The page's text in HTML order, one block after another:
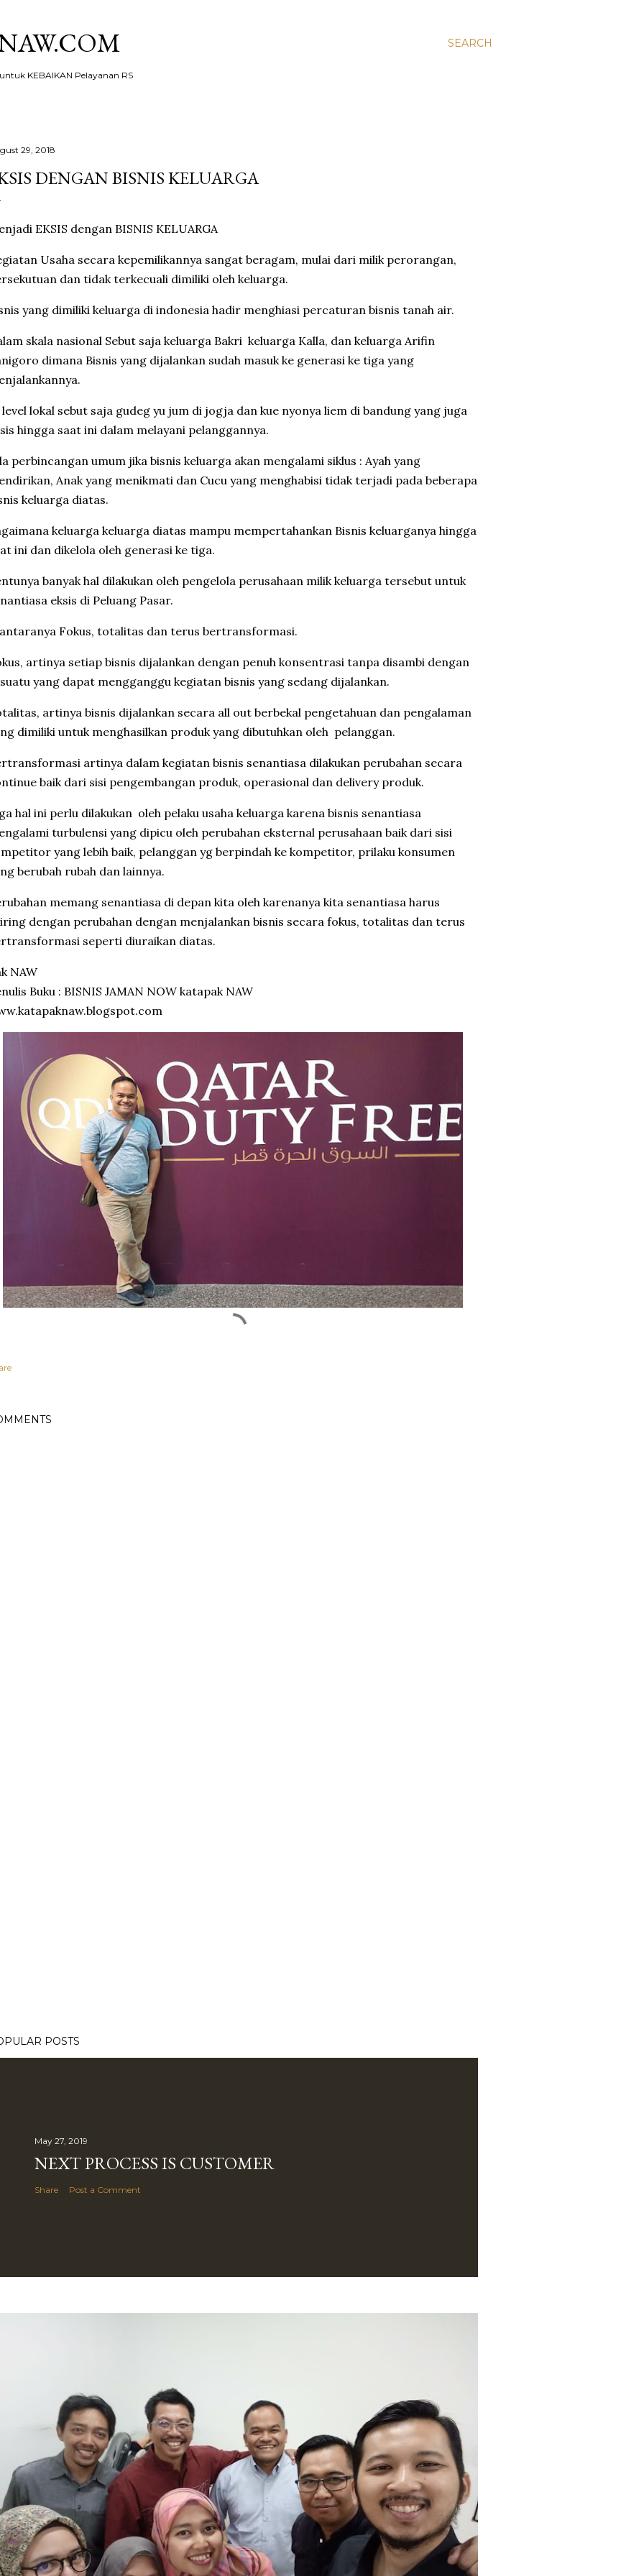
SEARCH
KEBAIKAN Pelayanan RS
29, 2018
DENGAN BISNIS KELUARGA
EKSIS dengan BISNIS KELUARGA
Usaha secara kepemilikannya sangat beragam, mulai dari milik perorangan,
dan tidak terkecuali dimiliki oleh keluarga.
yang dimiliki keluarga di indonesia hadir menghiasi percaturan bisnis tanah air.
skala nasional Sebut saja keluarga Bakri keluarga Kalla, dan keluarga Arifin
dimana Bisnis yang dijalankan sudah masuk ke generasi ke tiga yang
level lokal sebut saja gudeg yu jum di jogja dan kue nyonya liem di bandung yang juga
hingga saat ini dalam melayani pelanggannya.
perbincangan umum jika bisnis keluarga akan mengalami siklus : Ayah yang
Anak yang menikmati dan Cucu yang menghabisi tidak terjadi pada beberapa
keluarga diatas.
keluarga keluarga diatas mampu mempertahankan Bisnis keluarganya hingga
ini dan dikelola oleh generasi ke tiga.
banyak hal dilakukan oleh pengelola perusahaan milik keluarga tersebut untuk
eksis di Peluang Pasar.
Fokus, totalitas dan terus bertransformasi.
artinya setiap bisnis dijalankan dengan penuh konsentrasi tanpa disambi dengan
yang dapat mengganggu kegiatan bisnis yang sedang dijalankan.
artinya bisnis dijalankan secara all out berbekal pengetahuan dan pengalaman
dimiliki untuk menghasilkan produk yang dibutuhkan oleh pelanggan.
artinya dalam kegiatan bisnis senantiasa dilakukan perubahan secara
baik dari sisi pengembangan produk, operasional dan delivery produk.
hal ini perlu dilakukan oleh pelaku usaha keluarga karena bisnis senantiasa
turbulensi yang dipicu oleh perubahan eksternal perusahaan baik dari sisi
yang lebih baik, pelanggan yg berpindah ke kompetitor, prilaku konsumen
berubah rubah dan lainnya.
memang senantiasa di depan kita oleh karenanya kita senantiasa harus
dengan perubahan dengan menjalankan bisnis secara fokus, totalitas dan terus
seperti diuraikan diatas.
NAW
Buku : BISNIS JAMAN NOW katapak NAW
POSTS
May 27, 2019
NEXT PROCESS IS CUSTOMER
Share Post a Comment